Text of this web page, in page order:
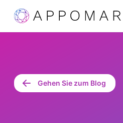
Gehen Sie zum Blog